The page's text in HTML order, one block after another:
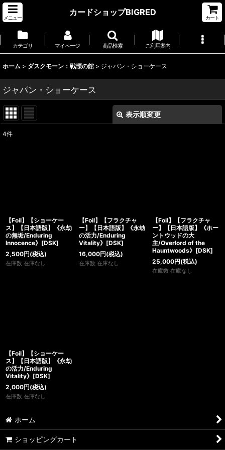
メニュー
カードショップBIGRED
カート
カテゴリ マイページ 商品検索 ご利用案内
ホーム > ダスクモーン：戦慄の館 > ジャパン・ショーケース
ジャパン・ショーケース
表示順変更
4件
【Foil】【ショーケー
ス】【日本語版】《永劫
の無垢/Enduring
Innocence》[DSK]
2,500円(税込)
在庫数 在庫なし
【Foil】【フラクチャ
ー】【日本語版】《永劫
の活力/Enduring
Vitality》[DSK]
16,000円(税込)
在庫数 在庫なし
【Foil】【フラクチャ
ー】【日本語版】《ホー
ントウッドの大
主/Overlord of the
Hauntwoods》[DSK]
25,000円(税込)
在庫数 在庫なし
【Foil】【ショーケー
ス】【日本語版】《永劫
の活力/Enduring
Vitality》[DSK]
2,000円(税込)
在庫数 在庫なし
ホーム
ショッピングカート